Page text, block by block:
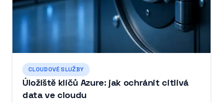
CLOUDOVÉ SLUŽBY
Úložiště klíčů Azure: jak ochránit citlivá
data ve cloudu